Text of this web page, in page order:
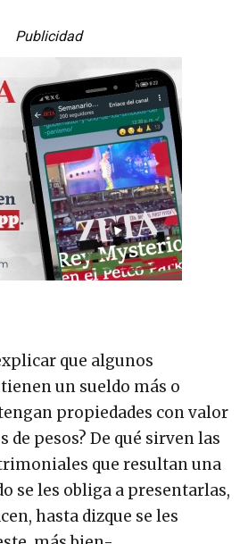
Publicidad
que algunos
un sueldo más o
propiedades con valor
de pesos? De qué sirven las
que resultan una
se les obliga a presentarlas,
hasta dizque se les